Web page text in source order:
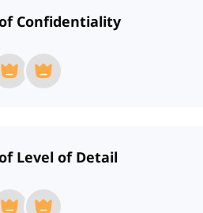
Confidentiality
Level of Detail